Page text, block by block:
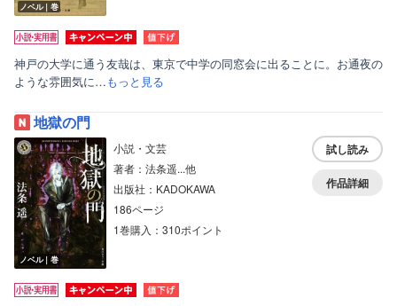
ノベル｜巻
神戸の大学に通う友哉は、東京で中学の同窓会に出ることに。お通夜の
ような雰囲気に…もっと見る
地獄の門
ノベル｜巻
小説・文芸
著者：法条遥...他
出版社：KADOKAWA
186ページ
1巻購入：310ポイント
試し読み
作品詳細